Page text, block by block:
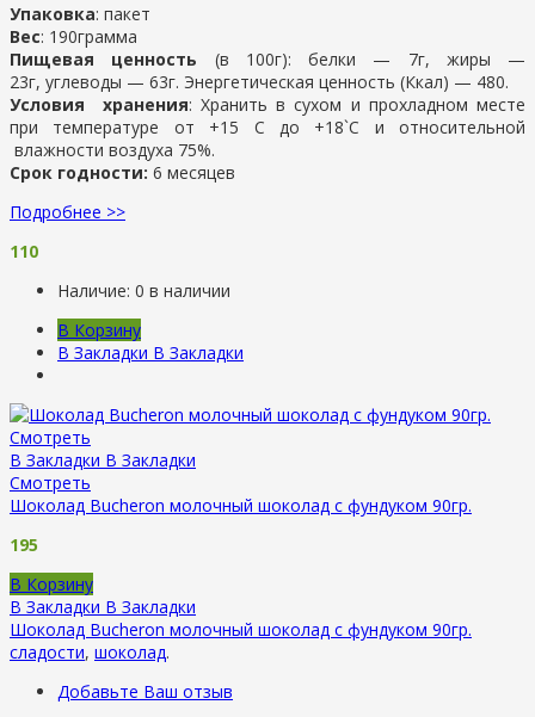
Упаковка: пакет
Вес: 190грамма
Пищевая ценность (в 100г): белки — 7г, жиры —
23г, углеводы — 63г. Энергетическая ценность (Ккал) — 480.
Условия хранения: Хранить в сухом и прохладном месте
при температуре от +15 С до +18`С и относительной
влажности воздуха 75%.
Срок годности: 6 месяцев
Подробнее >>
110
Наличие: 0 в наличии
В Корзину
В Закладки В Закладки
Смотреть
В Закладки В Закладки
Смотреть
Шоколад Bucheron молочный шоколад с фундуком 90гр.
195
В Корзину
В Закладки В Закладки
Шоколад Bucheron молочный шоколад с фундуком 90гр.
сладости, шоколад.
Добавьте Ваш отзыв